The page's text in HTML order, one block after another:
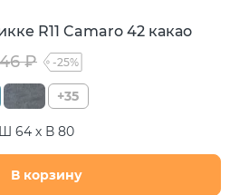
R11 Camaro 42 какао
₽ -25%
+35
64 х В 80
В корзину